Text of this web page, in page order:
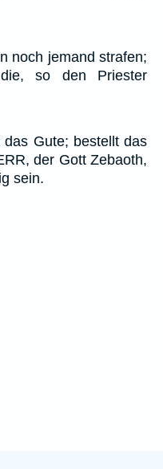
noch jemand strafen;
so den Priester
Gute; bestellt das
der Gott Zebaoth,
sein.